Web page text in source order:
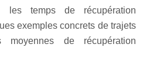
les temps de récupération
exemples concrets de trajets
de récupération